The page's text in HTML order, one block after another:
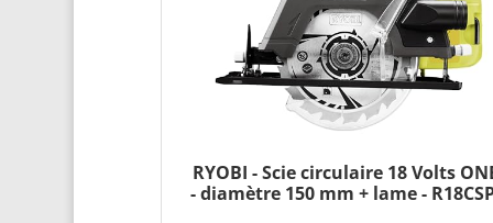
RYOBI - Scie circulaire 18 Volts
- diamètre 150 mm + lame -